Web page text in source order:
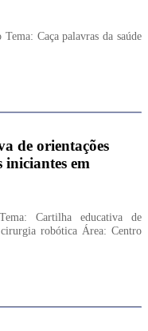
Caça palavras da saúde
de orientações
iniciantes em
Cartilha educativa de
robótica Área: Centro